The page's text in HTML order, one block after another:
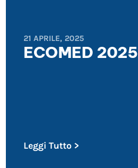
21 APRILE, 2025
ECOMED 2025
Leggi Tutto >